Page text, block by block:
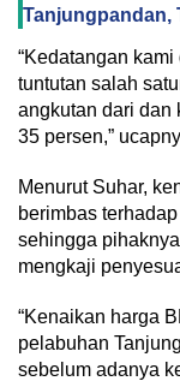
Tanjungpandan,
“Kedatangan
tuntutan salah
angkutan dari dan
35 persen,”
Menurut Suhar,
berimbas
sehingga
mengkaji
“Kenaikan harga
pelabuhan
sebelum adanya